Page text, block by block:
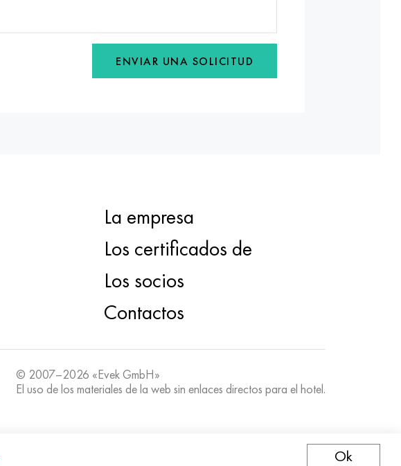
ENVIAR UNA SOLICITUD
La empresa
Los certificados de
Los socios
Contactos
© 2007–2026 «Evek GmbH»
El uso de los materiales de la web sin enlaces directos para el hotel.
Ok